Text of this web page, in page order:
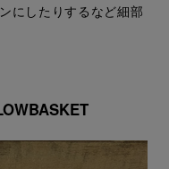
にしたりするなど細部